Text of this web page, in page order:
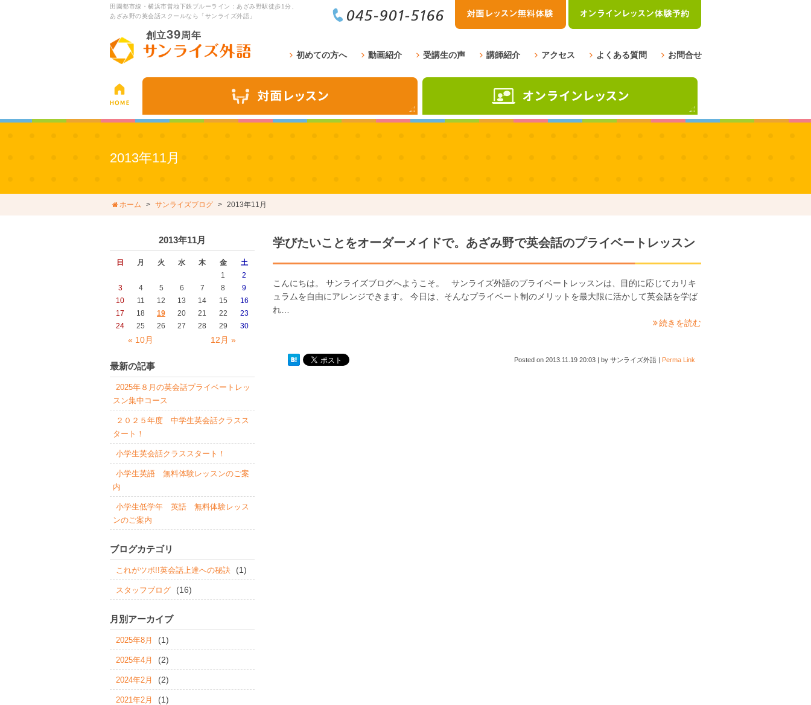
田園都市線・横浜市営地下鉄ブルーライン：あざみ野駅徒歩1分、
あざみ野の英会話スクールなら「サンライズ外語」
創立39周年
初めての方へ 動画紹介 受講生の声 講師紹介 アクセス よくある質問 お問合せ
2013年11月
ホーム サンライズブログ 2013年11月
学びたいことをオーダーメイドで。あざみ野で英会話のプライベートレッスン
こんにちは。 サンライズブログへようこそ。 サンライズ外語のプライベートレッスンは、目的に応じてカリキ
ュラムを自由にアレンジできます。 今日は、そんなプライベート制のメリットを最大限に活かして英会話を学ば
れ…
続きを読む
Posted on 2013.11.19 20:03 | by サンライズ外語 | Perma Link
2013年11月
日 月 火 水 木 金 土
« 10月 12月 »
1
2
3
4 5 6 7 8
9
10
11 12 13 14 15
16
17
18 19 20 21 22
23
24
25 26 27 28 29 30
最新の記事
2025年８月の英会話プライベートレッ
スン集中コース
２０２５年度 中学生英会話クラスス
タート！
小学生英会話クラススタート！
小学生英語 無料体験レッスンのご案
内
小学生低学年 英語 無料体験レッス
ンのご案内
ブログカテゴリ
これがツボ!!英会話上達への秘訣 (1)
スタッフブログ (16)
月別アーカイブ
2025年8月 (1)
2025年4月 (2)
2024年2月 (2)
2021年2月 (1)